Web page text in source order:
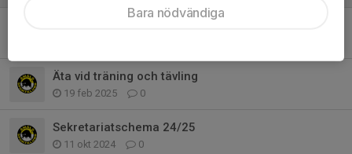
Äta vid träning och tävling
19 feb 2025 0
Sekretariatschema 24/25
11 okt 2024 0
Bara nödvändiga